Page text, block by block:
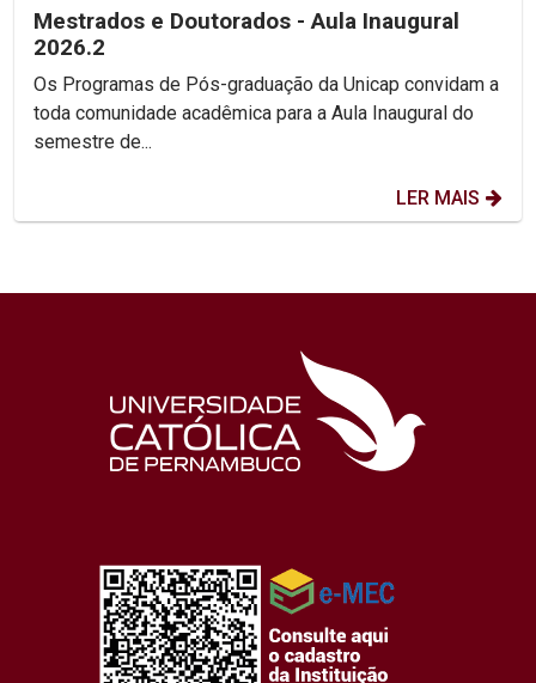
Mestrados e Doutorados - Aula Inaugural
2026.2
Os Programas de Pós-graduação da Unicap convidam a
toda comunidade acadêmica para a Aula Inaugural do
semestre de...
LER MAIS